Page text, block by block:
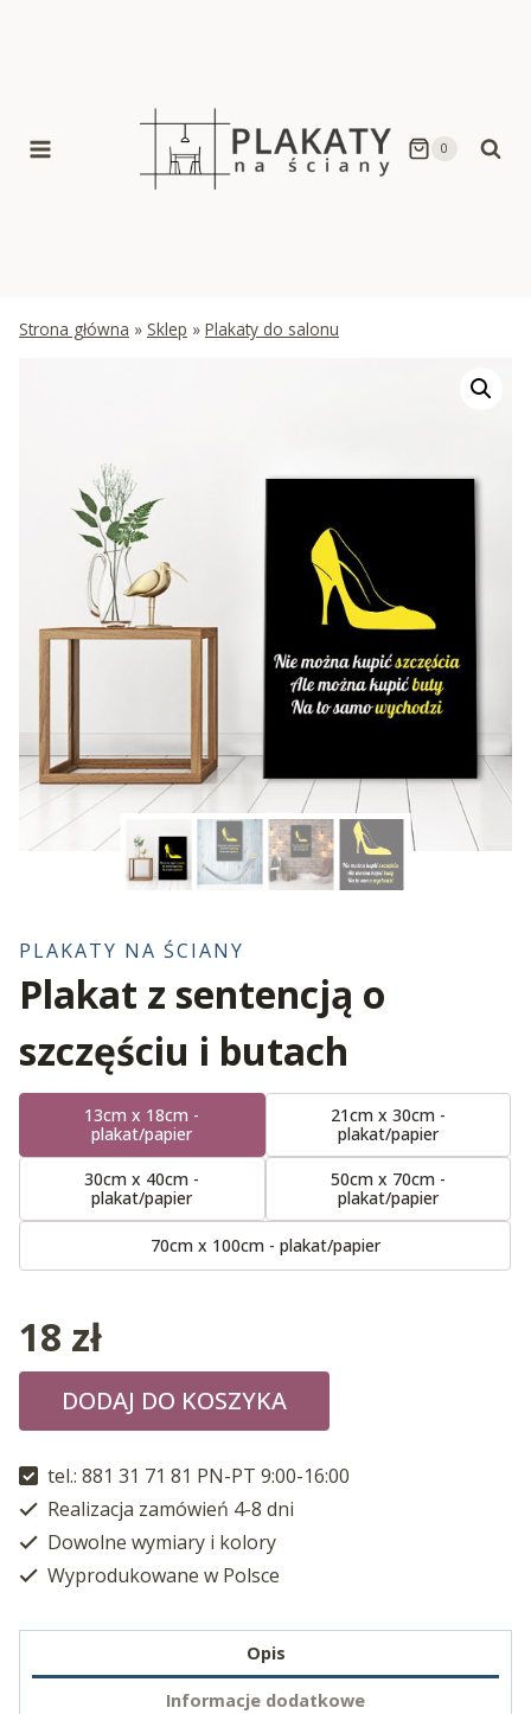
0
Strona główna » Sklep » Plakaty do salonu
PLAKATY NA ŚCIANY
Plakat z sentencją o
szczęściu i butach
13cm x 18cm -
plakat/papier
21cm x 30cm -
plakat/papier
30cm x 40cm -
plakat/papier
50cm x 70cm -
plakat/papier
70cm x 100cm - plakat/papier
18 zł
DODAJ DO KOSZYKA
tel.: 881 31 71 81 PN-PT 9:00-16:00
Realizacja zamówień 4-8 dni
Dowolne wymiary i kolory
Wyprodukowane w Polsce
Opis
Informacje dodatkowe